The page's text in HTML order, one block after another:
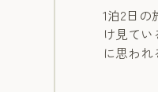
1泊2日
け見て
に思わ